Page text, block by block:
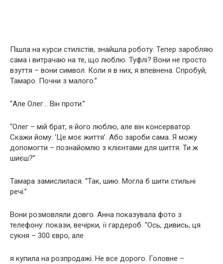
Пішла на курси стилістів, знайшла роботу. Тепер заробляю
сама і витрачаю на те, що люблю. Туфлі? Вони не просто
взуття – вони символ. Коли я в них, я впевнена. Спробуй,
Тамаро. Почни з малого.”
“Але Олег… Він проти.”
“Олег – мій брат, я його люблю, але він консерватор.
Скажи йому: ‘Це моє життя’. Або зароби сама. Я можу
допомогти – познайомлю з клієнтами для шиття. Ти ж
шиєш?”
Тамара замислилася. “Так, шию. Могла б шити стильні
речі.”
Вони розмовляли довго. Анна показувала фото з
телефону: покази, вечірки, її гардероб. “Ось, дивись, ця
сукня – 300 євро, але
я купила на розпродажі. Не все дорого. Головне –